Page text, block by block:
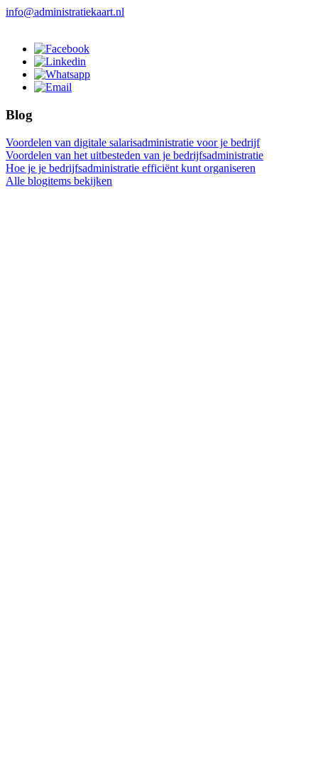
info@administratiekaart.nl
Blog
Voordelen van digitale salarisadministratie voor je bedrijf
Voordelen van het uitbesteden van je bedrijfsadministratie
Hoe je je bedrijfsadministratie efficiënt kunt organiseren
Alle blogitems bekijken